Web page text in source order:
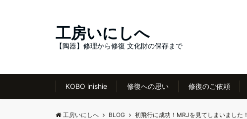
工房いにしへ
【陶器】修理から修復 文化財の保存まで
KOBO inishie 修復への思い 修復のご依頼
工房いにしへ BLOG 初飛行に成功！MRJを見てしまいました！